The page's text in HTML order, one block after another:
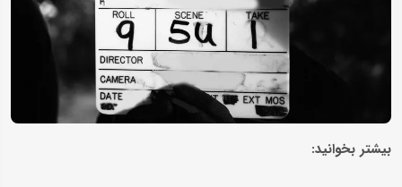
بیشتر بخوانید: